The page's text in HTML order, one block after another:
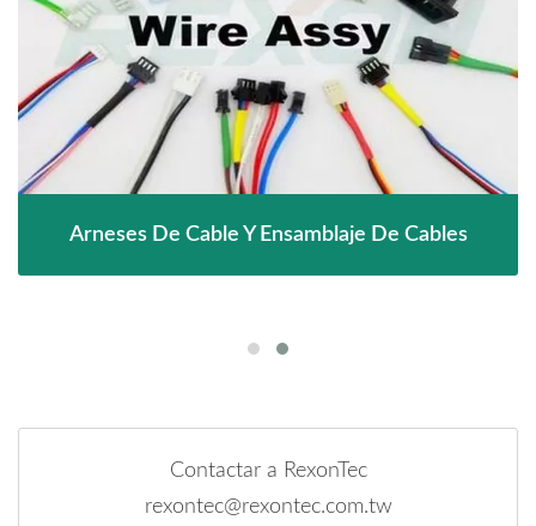
Arneses De Cable Y Ensamblaje De Cables
Contactar a RexonTec
rexontec@rexontec.com.tw